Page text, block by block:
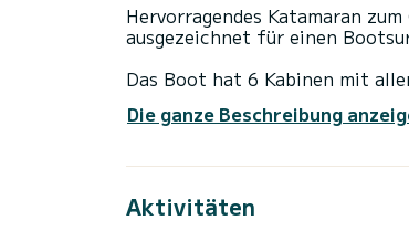
Hervorragendes Katamaran
ausgezeichnet für einen
Das Boot hat 6 Kabinen mit
Urlaub auf dem Wasser in der
Für Ihren Komfort verfügt REA
Dieses Boot ist mit einem
Die ganze Beschreibung
Aktivitäten